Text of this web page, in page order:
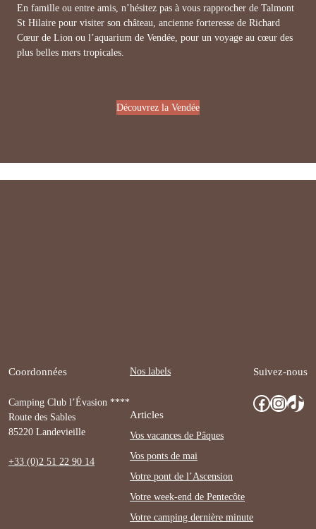
En famille ou entre amis, n’hésitez pas à vous rapprocher de Talmont
St Hilaire pour visiter son château, ancienne forteresse de Richard
Cœur de Lion ou l’aquarium de Vendée, pour un voyage au cœur des
plus belles mers tropicales.
Découvrez la Vendée
Coordonnées
Camping Club l’Évasion ****
Route des Sables
85220 Landevieille
+33 (0)2 51 22 90 14
Nos labels
Articles
Vos vacances de Pâques
Vos ponts de mai
Votre pont de l’Ascension
Votre week-end de Pentecôte
Votre camping dernière minute
Suivez-nous
Facebook InstagramTikTok